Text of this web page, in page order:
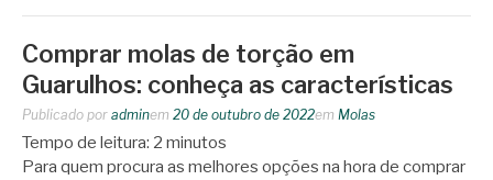
Comprar molas de torção em
Guarulhos: conheça as características
Publicado por adminem 20 de outubro de 2022em Molas
Tempo de leitura: 2 minutos
Para quem procura as melhores opções na hora de comprar